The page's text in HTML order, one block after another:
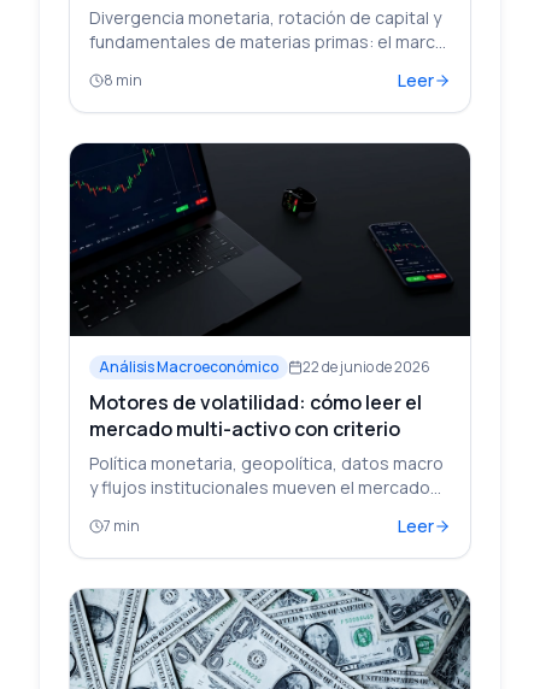
Divergencia monetaria, rotación de capital y
fundamentales de materias primas: el marco
broker-neutral.
8 min Leer
Análisis Macroeconómico 22 de junio de 2026
Motores de volatilidad: cómo leer el
mercado multi-activo con criterio
Política monetaria, geopolítica, datos macro
y flujos institucionales mueven el mercado
identificar qué motor domina cada sesión.
7 min Leer